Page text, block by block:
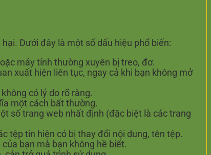
Dưới đây là một số dấu hiệu phổ biến:
máy tính thường xuyên bị treo, đơ.
xuất hiện liên tục, ngay cả khi bạn không mở
có lý do rõ ràng.
một cách bất thường.
số trang web nhất định (đặc biệt là các trang
tệp tin hiện có bị thay đổi nội dung, tên tệp.
bạn mà bạn không hề biết.